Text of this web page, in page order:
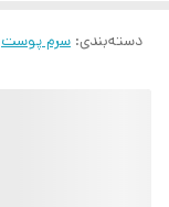
دسته‌بندی: سرم پوست